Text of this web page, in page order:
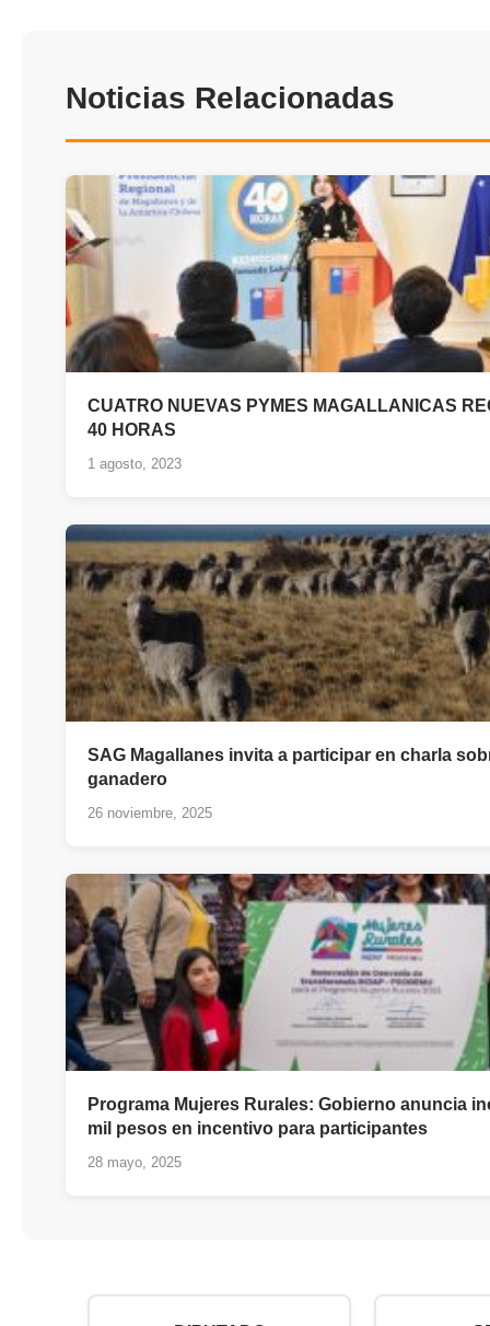
Noticias Relacionadas
CUATRO NUEVAS PYMES MAGALLANICAS
40 HORAS
1 agosto, 2023
SAG Magallanes invita a participar en charla
ganadero
26 noviembre, 2025
Programa Mujeres Rurales: Gobierno anuncia
mil pesos en incentivo para participantes
28 mayo, 2025